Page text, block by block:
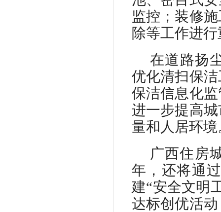
监控；装修
除等工作进
在道路扬
优化清扫保
保洁信息化
进一步提高
量和人居环境
广西住房
年，还将通
建“安全文明
达标创优活